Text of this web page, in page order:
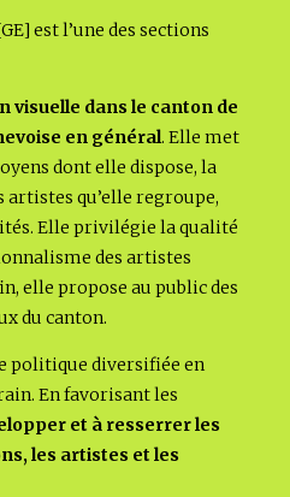
est l’une des sections
visuelle dans le canton de
en général. Elle met
dont elle dispose, la
qu’elle regroupe,
Elle privilégie la qualité
des artistes
elle propose au public des
du canton.
politique diversifiée en
En favorisant les
et à resserrer les
les artistes et les